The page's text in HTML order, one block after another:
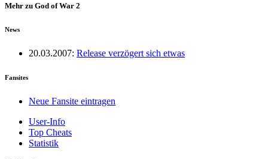
Mehr zu God of War 2
News
20.03.2007: Release verzögert sich etwas
Fansites
Neue Fansite eintragen
User-Info
Top Cheats
Statistik